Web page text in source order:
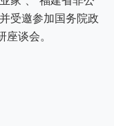
受邀参加国务院政
谈会。